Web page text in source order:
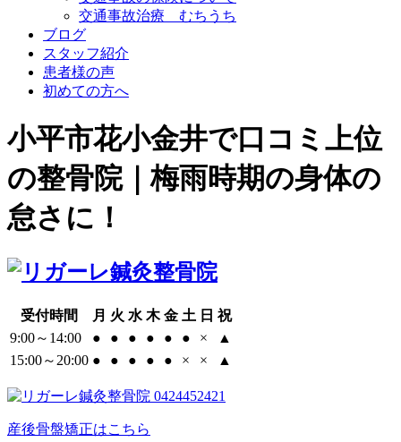
交通事故治療 むちうち
ブログ
スタッフ紹介
患者様の声
初めての方へ
小平市花小金井で口コミ上位
の整骨院｜梅雨時期の身体の
怠さに！
受付時間 月 火 水 木 金 土 日 祝
9:00～14:00
● ● ● ● ● ● ×
▲
15:00～20:00 ● ● ● ● ● × × ▲
産後骨盤矯正はこちら